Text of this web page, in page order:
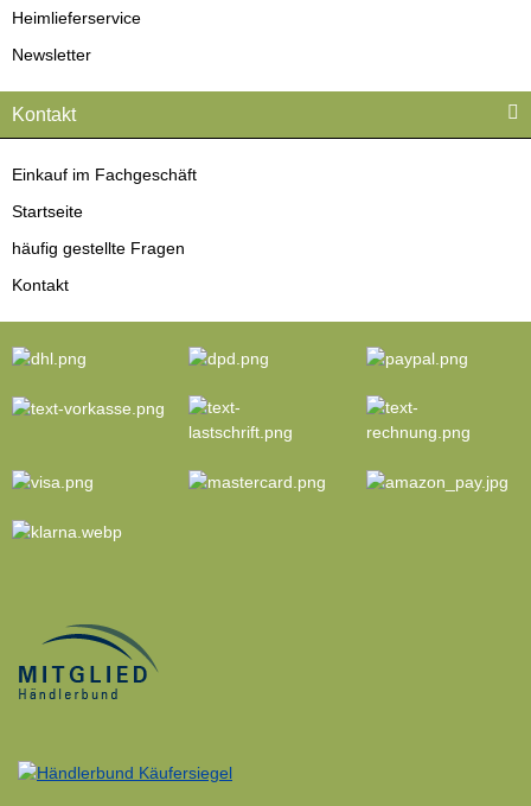
Heimlieferservice
Newsletter
Kontakt
Einkauf im Fachgeschäft
Startseite
häufig gestellte Fragen
Kontakt